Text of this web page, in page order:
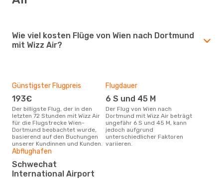
Wie viel kosten Flüge von Wien nach Dortmund
mit Wizz Air?
Günstigster Flugpreis
193€
Der billigste Flug, der in den
letzten 72 Stunden mit Wizz Air
für die Flugstrecke Wien-
Dortmund beobachtet wurde,
basierend auf den Buchungen
unserer Kundinnen und Kunden.
Flugdauer
6 S und 45 M
Der Flug von Wien nach
Dortmund mit Wizz Air beträgt
ungefähr 6 S und 45 M, kann
jedoch aufgrund
unterschiedlicher Faktoren
variieren.
Abflughafen
Schwechat
International Airport